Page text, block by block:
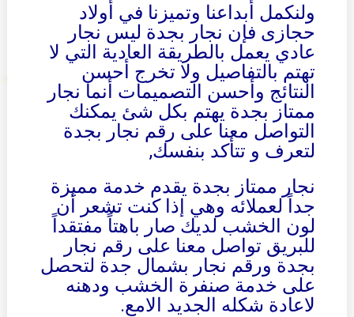
ولنكمل أبداعنا وتميزنا في أولاد
حجازى فإن نجار بجدة ليس نجار
عادي يعمل بالطريقة العادية التي لا
تهتم بالتفاصيل ولا تخرج أحسن
النتائج وأحسن التصميمات أنما نجار
ممتاز بجدة يهتم بكل شئ يمكنك
التواصل معنا على رقم نجار بجدة
لتعرف و تتأكد بنفسك,
نجار ممتاز بجدة يقدم خدمة مميزة
جداً لعملائه وهي إذا كنت تشعر أن
لون الخشب لديك صار باهتاً مفتقداً
للبريق تواصل معنا على رقم نجار
بجدة ورقم نجار بشمال جدة لتحصل
على خدمة صنفرة الخشب ودهنه
لاعادة شكله الجديد الامع.